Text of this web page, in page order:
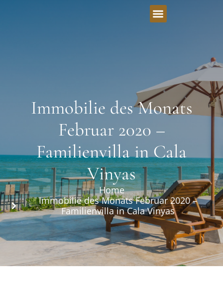
Immobilie des Monats
Februar 2020 –
Familienvilla in Cala
Vinyas
Home
Immobilie des Monats Februar 2020 –
Familienvilla in Cala Vinyas